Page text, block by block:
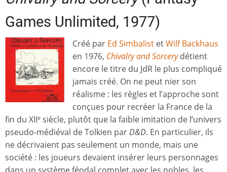
Games Unlimited, 1977)
Créé par Ed Simbalist etWilf Backhaus
en 1976, Chivalry and Sorcerydétient
encore le titre du JdR le plus compliqué
jamais créé. On ne peut nier son
réalisme : les règles et l’approche sont
conçues pour recréer la France de la
fin du XIIe siècle, plutôt que la faible imitation de l’univers
pseudo-médiéval de Tolkien parD&D. En particulier, ils
ne décrivaient pas seulement un monde, mais une
société : les joueurs devaient insérer leurs personnages